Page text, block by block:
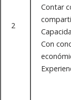
2
Contar
Con